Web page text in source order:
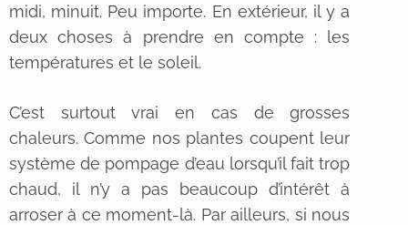
midi, minuit. Peu importe. En extérieur, il y a
deux choses à prendre en compte : les
températures et le soleil.
C’est surtout vrai en cas de grosses
chaleurs. Comme nos plantes coupent leur
système de pompage d’eau lorsqu’il fait trop
chaud, il n’y a pas beaucoup d’intérêt à
arroser à ce moment-là. Par ailleurs, si nous